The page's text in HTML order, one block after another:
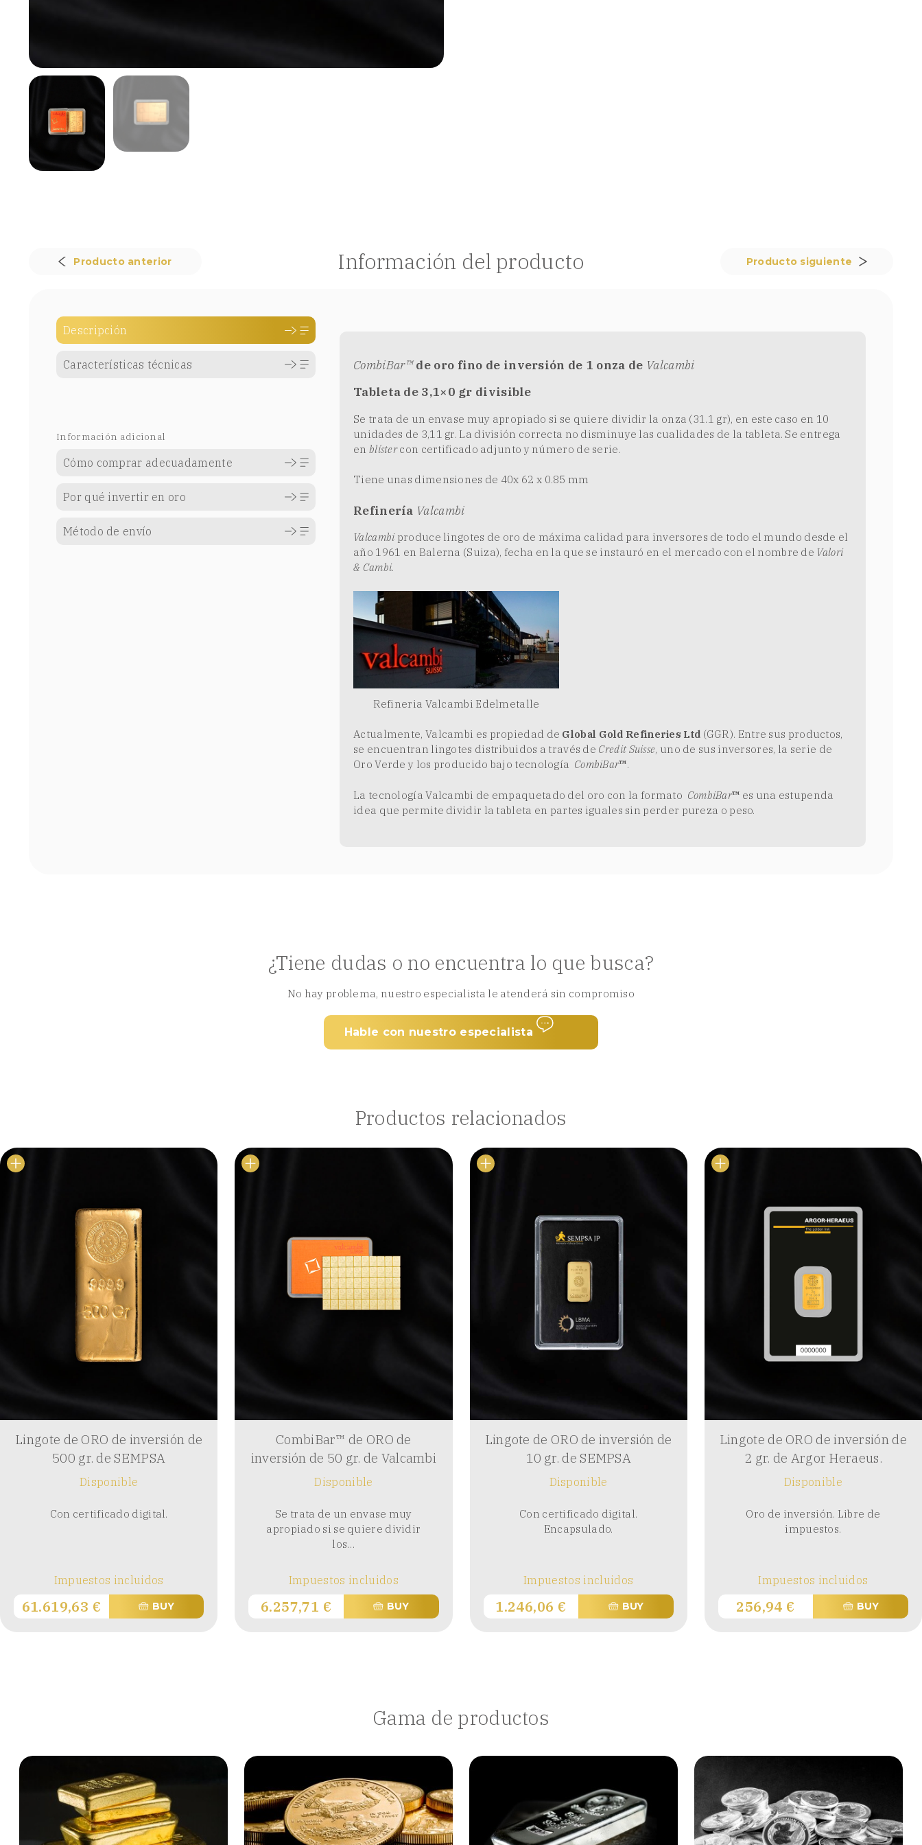
Producto anterior Información del producto Producto siguiente
Descripción
Características técnicas
Información adicional
Cómo comprar adecuadamente
Por qué invertir en oro
Método de envío
CombiBar™de oro fino de inversión de 1 onza de Valcambi
Tableta de 3,1×0 gr divisible
Se trata de un envase muy apropiado si se quiere dividir la onza (31.1 gr), en este caso en 10
unidades de 3,11 gr. La división correcta no disminuye las cualidades de la tableta. Se entrega
en blístercon certificado adjunto y número de serie.
Tiene unas dimensiones de 40x 62 x 0.85 mm
Refinería Valcambi
Valcambiproduce lingotes de oro de máxima calidad para inversores de todo el mundo desde el
año 1961 en Balerna (Suiza), fecha en la que se instauró en el mercado con el nombre de Valori
& Cambi.
Refineria Valcambi Edelmetalle
Actualmente, Valcambi es propiedad de Global Gold Refineries Ltd (GGR). Entre sus productos,
se encuentran lingotes distribuidos a través de Credit Suisse, uno de sus inversores, la serie de
Oro Verde y los producido bajo tecnología CombiBar™.
La tecnología Valcambi de empaquetado del oro con la formato CombiBar™ es una estupenda
idea que permite dividir la tableta en partes iguales sin perder pureza o peso.
¿Tiene dudas o no encuentra lo que busca?
No hay problema, nuestro especialista le atenderá sin compromiso
Hable con nuestro especialista
Productos relacionados
Lingote de ORO de inversión de
500 gr. de SEMPSA
Disponible
Con certificado digital.
Impuestos incluidos
61.619,63 € BUY
CombiBar™ de ORO de
inversión de 50 gr. de Valcambi
Disponible
Se trata de un envase muy
apropiado si se quiere dividir
los…
Impuestos incluidos
6.257,71 € BUY
Lingote de ORO de inversión de
10 gr. de SEMPSA
Disponible
Con certificado digital.
Encapsulado.
Impuestos incluidos
1.246,06 € BUY
Lingote de ORO de inversión de
2 gr. de Argor Heraeus.
Disponible
Oro de inversión. Libre de
impuestos.
Impuestos incluidos
256,94 € BUY
Gama de productos